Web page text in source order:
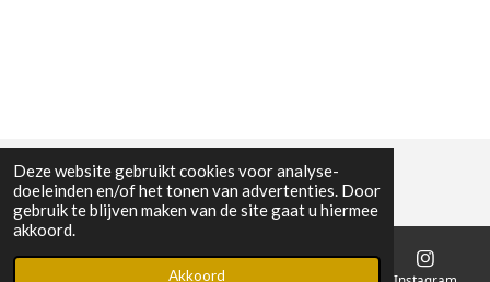
Deze website gebruikt cookies voor analyse-
doeleinden en/of het tonen van advertenties. Door
gebruik te blijven maken van de site gaat u hiermee
akkoord.
Akkoord